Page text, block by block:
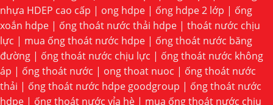
nhựa HDEP cao cấp | ong hdpe | ống hdpe 2 lớp | ống
xoắn hdpe | ống thoát nước thải hdpe | thoát nước chịu
lực | mua ống thoát nước hdpe | ống thoát nước băng
đường | ống thoát nước chịu lực | ống thoát nước không
áp | ống thoát nước | ong thoat nuoc | ống thoát nước
thải | ống thoát nước hdpe goodgroup | ống thoát nước
hdpe | ống thoát nước vỉa hè | mua ống thoát nước chịu